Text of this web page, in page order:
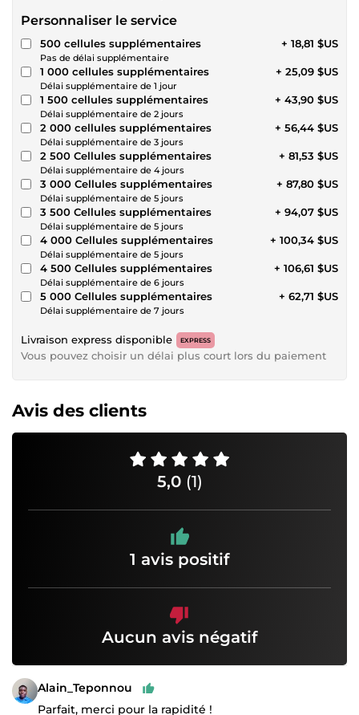
Personnaliser le service
500 cellules supplémentaires
Pas de délai supplémentaire
+ 18,81 $US
1 000 cellules supplémentaires
Délai supplémentaire de 1 jour
+ 25,09 $US
1 500 cellules supplémentaires
Délai supplémentaire de 2 jours
+ 43,90 $US
2 000 cellules supplémentaires
Délai supplémentaire de 3 jours
+ 56,44 $US
2 500 Cellules supplémentaires
Délai supplémentaire de 4 jours
+ 81,53 $US
3 000 Cellules supplémentaires
Délai supplémentaire de 5 jours
+ 87,80 $US
3 500 Cellules supplémentaires
Délai supplémentaire de 5 jours
+ 94,07 $US
4 000 Cellules supplémentaires
Délai supplémentaire de 5 jours
+ 100,34 $US
4 500 Cellules supplémentaires
Délai supplémentaire de 6 jours
+ 106,61 $US
5 000 Cellules supplémentaires
Délai supplémentaire de 7 jours
+ 62,71 $US
Livraison express disponible EXPRESS
Vous pouvez choisir un délai plus court lors du paiement
Avis des clients
5,0 (1)
1 avis positif
Aucun avis négatif
Alain_Teponnou
Parfait, merci pour la rapidité !